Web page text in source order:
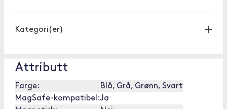
Kategori(er)
Attributt
Farge:
Blå, Grå, Grønn, Svart
MagSafe-kompatibel:Ja